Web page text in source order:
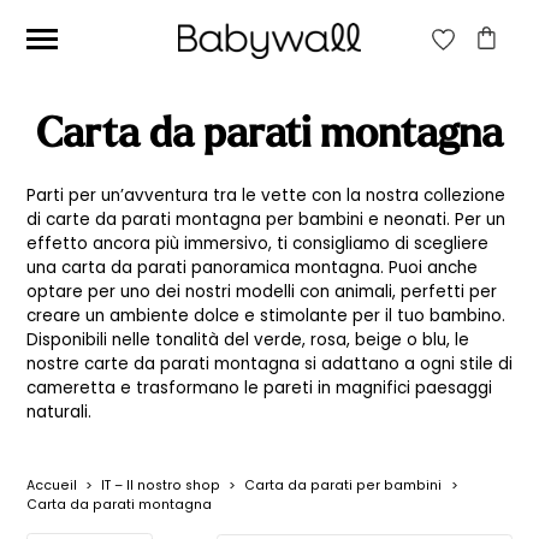
Carta da parati montagna
Parti per un’avventura tra le vette con la nostra collezione
di carte da parati montagna per bambini e neonati. Per un
effetto ancora più immersivo, ti consigliamo di scegliere
una carta da parati panoramica montagna. Puoi anche
optare per uno dei nostri modelli con animali, perfetti per
creare un ambiente dolce e stimolante per il tuo bambino.
Disponibili nelle tonalità del verde, rosa, beige o blu, le
nostre carte da parati montagna si adattano a ogni stile di
cameretta e trasformano le pareti in magnifici paesaggi
naturali.
Accueil > IT – Il nostro shop > Carta da parati per bambini
>
Carta da parati montagna
Prezzo
Min
Prezzo
Max
Prezzo:20€—3.990€